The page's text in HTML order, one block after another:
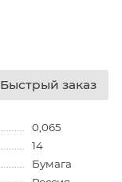
Быстрый заказ
0,065
14
Бумага